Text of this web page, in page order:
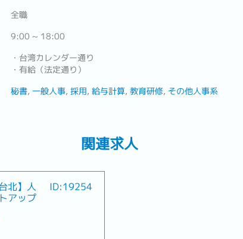
全職
9:00 ~ 18:00
・台湾カレンダー通り
・有給（法定通り）
秘書 一般人事 採用 給与計算 教育研修 その他人事系
関連求人
北】人
アップ
ID:19254